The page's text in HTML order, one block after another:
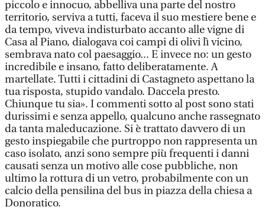
piccolo e innocuo, abbelliva una parte del nostro
territorio, serviva a tutti, faceva il suo mestiere bene e
da tempo, viveva indisturbato accanto alle vigne di
Casa al Piano, dialogava coi campi di olivi lì vicino,
sembrava nato col paesaggio... E invece no: un gesto
incredibile e insano, fatto deliberatamente. A
martellate. Tutti i cittadini di Castagneto aspettano la
tua risposta, stupido vandalo. Daccela presto.
Chiunque tu sia». I commenti sotto al post sono stati
durissimi e senza appello, qualcuno anche rassegnato
da tanta maleducazione. Si è trattato davvero di un
gesto inspiegabile che purtroppo non rappresenta un
caso isolato, anzi sono sempre più frequenti i danni
causati senza un motivo alle cose pubbliche, non
ultimo la rottura di un vetro, probabilmente con un
calcio della pensilina del bus in piazza della chiesa a
Donoratico.